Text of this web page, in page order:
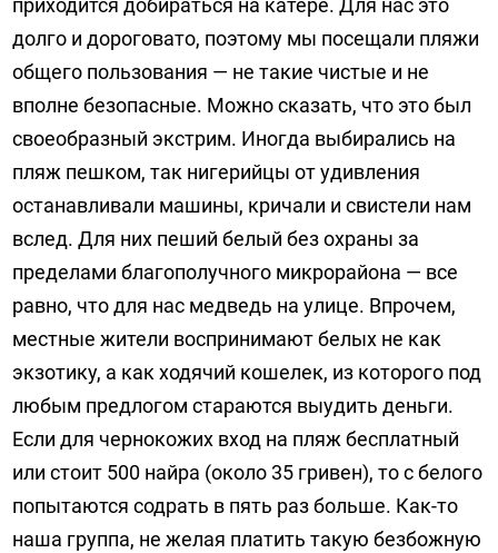
приходится добираться на катере. Для нас это
долго и дороговато, поэтому мы посещали пляжи
общего пользования — не такие чистые и не
вполне безопасные. Можно сказать, что это был
своеобразный экстрим. Иногда выбирались на
пляж пешком, так нигерийцы от удивления
останавливали машины, кричали и свистели нам
вслед. Для них пеший белый без охраны за
пределами благополучного микрорайона — все
равно, что для нас медведь на улице. Впрочем,
местные жители воспринимают белых не как
экзотику, а как ходячий кошелек, из которого под
любым предлогом стараются выудить деньги.
Если для чернокожих вход на пляж бесплатный
или стоит 500 найра (около 35 гривен), то с белого
попытаются содрать в пять раз больше. Как-то
наша группа, не желая платить такую безбожную